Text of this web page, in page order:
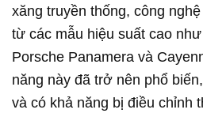
xăng truyền thống, công
từ các mẫu hiệu suất cao
Porsche Panamera và
năng này đã trở nên phổ
và có khả năng bị điều chỉnh